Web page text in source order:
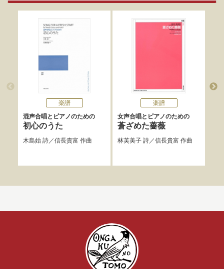
楽譜
混声合唱とピアノのための
初心のうた
木島始詩／信長貴富 作曲
楽譜
女声合唱とピアノのための
蒼ざめた薔薇
林芙美子詩／信長貴富 作曲